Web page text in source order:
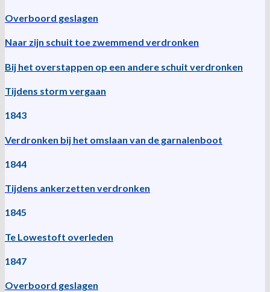
Overboord geslagen
Naar zijn schuit toe zwemmend verdronken
Bij het overstappen op een andere schuit verdronken
Tijdens storm vergaan
1843
Verdronken bij het omslaan van de garnalenboot
1844
Tijdens ankerzetten verdronken
1845
Te Lowestoft overleden
1847
Overboord geslagen